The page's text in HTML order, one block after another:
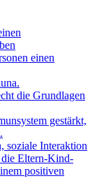
einen
die Grundlagen
gestärkt,
soziale Interaktion
die Eltern-Kind-
positiven